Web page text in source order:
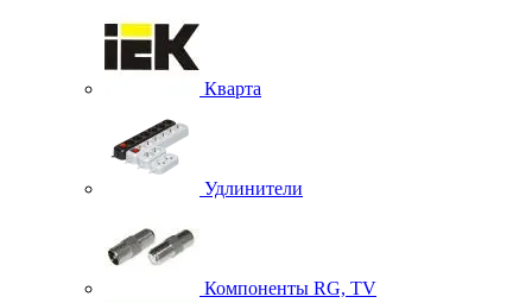
Кварта
Удлинители
Компоненты RG, TV